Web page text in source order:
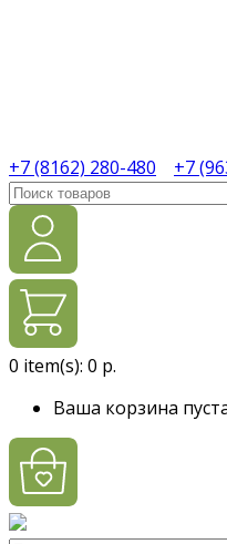
+7 (8162) 280-480
+7
0 item(s): 0 р.
Ваша корзина